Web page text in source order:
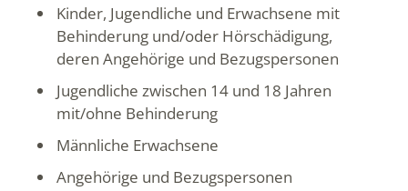
Kinder, Jugendliche und Erwachsene mit
Behinderung und/oder Hörschädigung,
deren Angehörige und Bezugspersonen
Jugendliche zwischen 14 und 18 Jahren
mit/ohne Behinderung
Männliche Erwachsene
Angehörige und Bezugspersonen